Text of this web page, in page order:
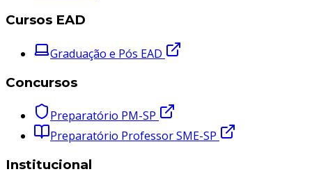
Cursos EAD
Graduação e Pós EAD
Concursos
Preparatório PM-SP
Preparatório Professor SME-SP
Institucional